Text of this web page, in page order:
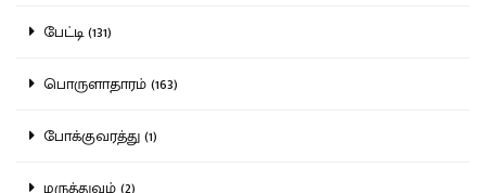
பேட்டி (131)
பொருளாதாரம் (163)
போக்குவரத்து (1)